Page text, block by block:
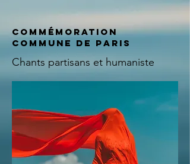
Commémoration
Commune de Paris
Chants partisans et humaniste